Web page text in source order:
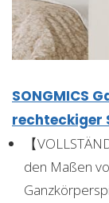
SONGMICS
rechteckiger
【
den Maßen